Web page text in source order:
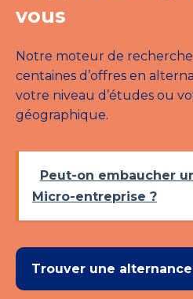
vous
Notre moteur de
centaines d’offres en
votre niveau d’études ou
géographique.
Peut-on embaucher
Micro-entreprise ?
Trouver une alternance